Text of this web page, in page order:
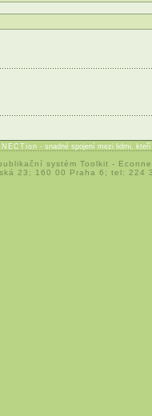
- snadné spojení mezi lidmi,
systém Toolkit -
23; 160 00 Praha 6; tel: 224